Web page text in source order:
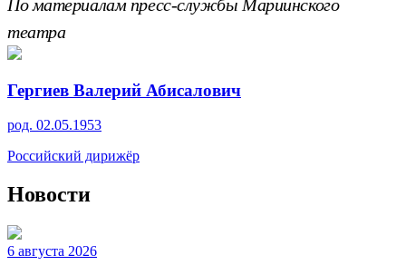
По материалам пресс-службы Мариинского
театра
Гергиев Валерий Абисалович
род. 02.05.1953
Российский дирижёр
Новости
6 августа 2026